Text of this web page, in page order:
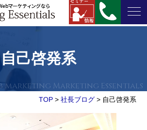
自己啓発系
TOP> 社長ブログ> 自己啓発系